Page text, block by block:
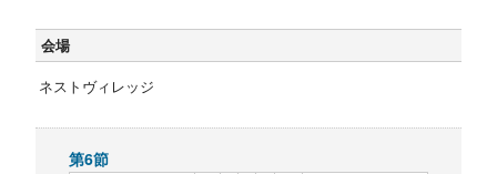
会場
ネストヴィレッジ
第6節